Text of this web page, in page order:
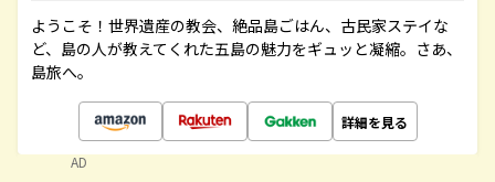
ようこそ！世界遺産の教会、絶品島ごはん、古民家ステイな
ど、島の人が教えてくれた五島の魅力をギュッと凝縮。さあ、
島旅へ。
詳細を見る
AD